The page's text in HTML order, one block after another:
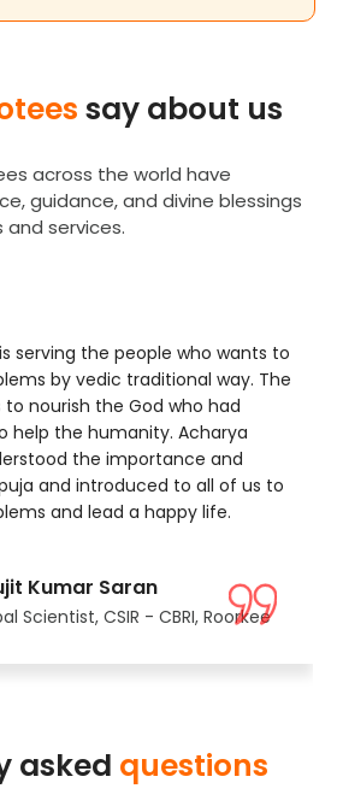
say about us
across the world have
guidance, and divine blessings
and services.
serving the people who wants to
by vedic traditional way. The
nourish the God who had
help the humanity. Acharya
the importance and
and introduced to all of us to
and lead a happy life.
Kumar Saran
Scientist, CSIR - CBRI, Roorkee
asked questions